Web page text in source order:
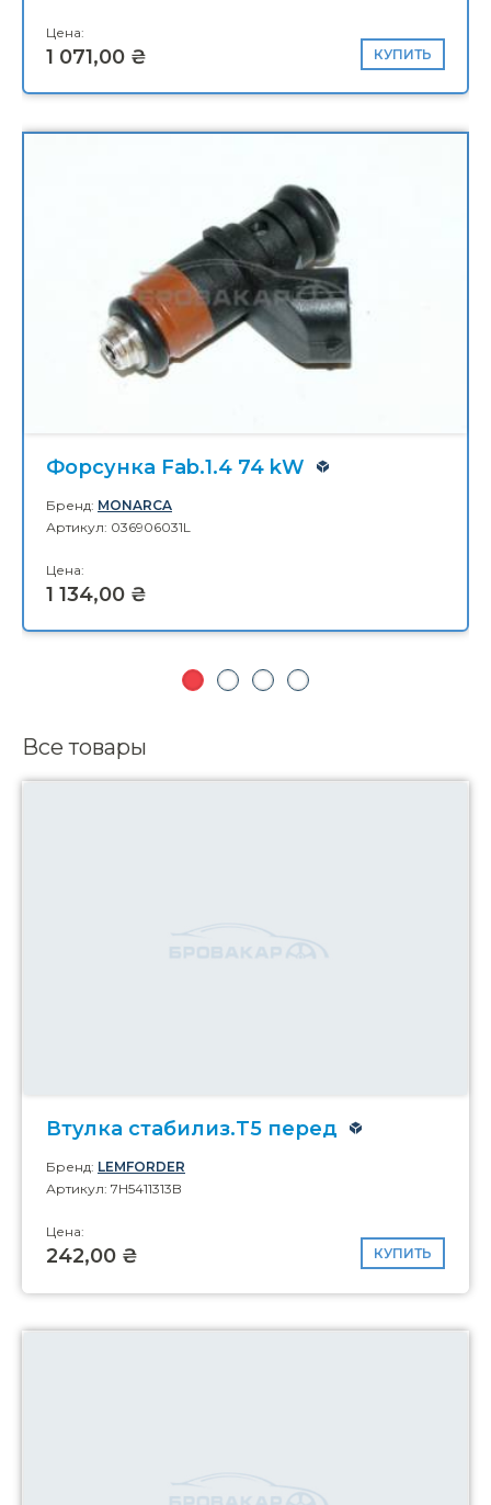
Все товары
Втулка стабилиз.T5 перед
Бренд: LEMFORDER
Артикул: 7H5411313B
Цена:
242,00 ₴ КУПИТЬ